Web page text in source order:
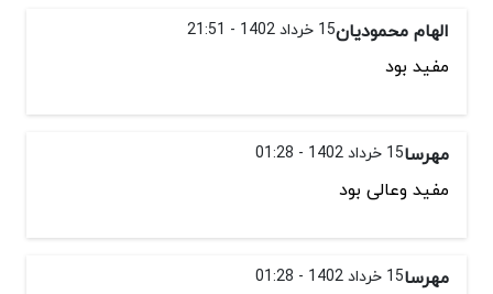
الهام محمودیان15 خرداد 1402 - 21:51
مفید بود
مهرسا15 خرداد 1402 - 01:28
مفید وعالی بود
مهرسا15 خرداد 1402 - 01:28